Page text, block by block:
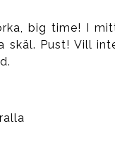
big time! I
skäl. Pust! Vill